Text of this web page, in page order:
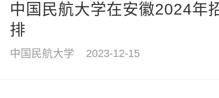
中国民航大学在安徽2024年
排
中国民航大学 2023-12-15